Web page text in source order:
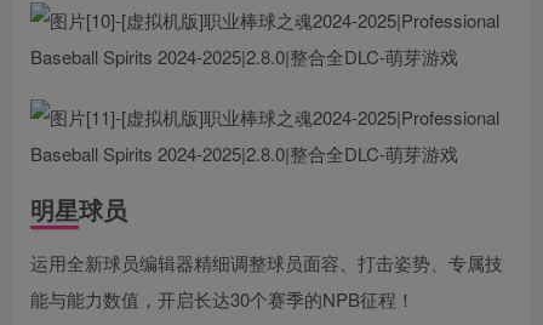
明星球员
运用全新球员编辑器精细调整球员面容、打击姿势、专属技
能与能力数值，开启长达30个赛季的NPB征程！